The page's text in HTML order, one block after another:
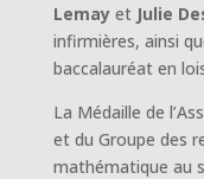
Lemayet Julie
infirmières, ainsi
baccalauréat en
La Médaille de
et du Groupe des
mathématique au